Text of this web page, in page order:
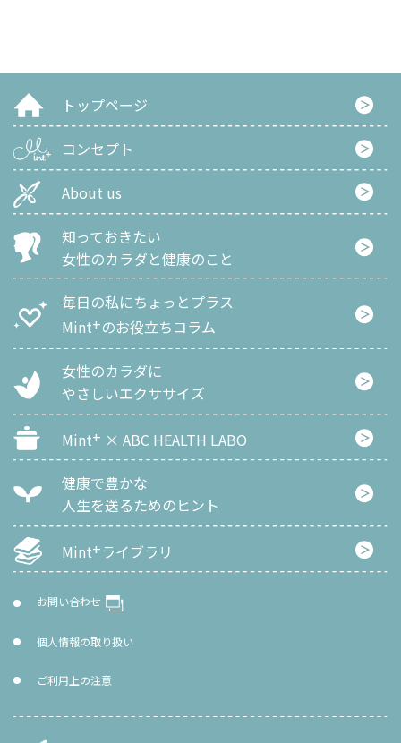
トップページ
コンセプト
About us
知っておきたい
女性のカラダと健康のこと
毎日の私にちょっとプラス
Mint+のお役立ちコラム
女性のカラダに
やさしいエクササイズ
Mint+ × ABC HEALTH LABO
健康で豊かな
人生を送るためのヒント
Mint+ライブラリ
お問い合わせ
個人情報の取り扱い
ご利用上の注意